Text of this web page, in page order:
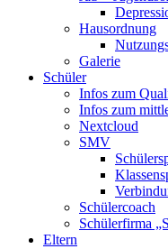
Hausordnung
Galerie
Schüler
Infos zum
Infos zum
Nextcloud
SMV
Schülercoach
Schülerfirma
Eltern